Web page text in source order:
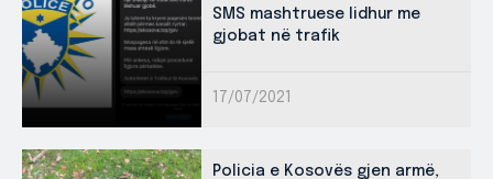
SMS mashtruese lidhur me
gjobat në trafik
17/07/2021
Policia e Kosovës gjen armë,